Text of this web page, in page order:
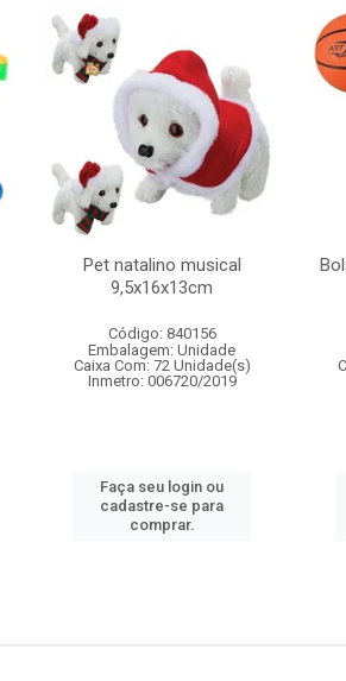
Pet natalino musical
9,5x16x13cm
Código: 840156
Embalagem: Unidade
Caixa Com: 72 Unidade(s)
Inmetro: 006720/2019
Faça seu login ou
cadastre-se para
comprar.